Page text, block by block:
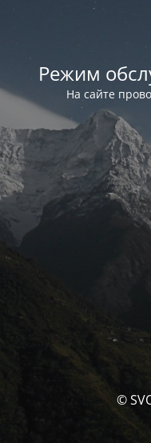
Режим
На сайте
©